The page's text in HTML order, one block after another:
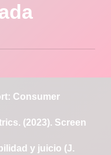
Consumer
(2023). Screen
y juicio (J.